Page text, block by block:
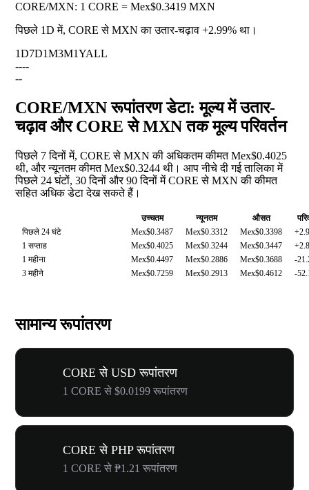
CORE/MXN: 1 CORE = Mex$0.3419 MXN
पिछले 1D में, CORE से MXN का उतार-चढ़ाव +2.99% था।
1D7D1M3M1YALL
----
--
CORE/MXN रूपांतरण डेटा: मूल्य में उतार-
चढ़ाव और CORE से MXN तक मूल्य परिवर्तन
पिछले 7 दिनों में, CORE से MXN की अधिकतम कीमत Mex$0.4025
थी, और न्यूनतम कीमत Mex$0.3244 थी। आप नीचे दी गई तालिका में
पिछले 24 घंटों, 30 दिनों और 90 दिनों में CORE से MXN की कीमत
सहित अधिक डेटा देख सकते हैं।
उच्चतम न्यूनतम औसत
पिछले 24 घंटे
Mex$0.3487 Mex$0.3312 Mex$0.3398
1 सप्ताह
Mex$0.4025 Mex$0.3244 Mex$0.3447
1 महीना
Mex$0.4497 Mex$0.2886 Mex$0.3688
-
3 महीने
Mex$0.7259 Mex$0.2913 Mex$0.4612 -
सामान्य रूपांतरण
CORE से USD रूपांतरण
1 CORE से $0.0199 रूपांतरण
CORE से PHP रूपांतरण
1 CORE से ₱1.21 रूपांतरण